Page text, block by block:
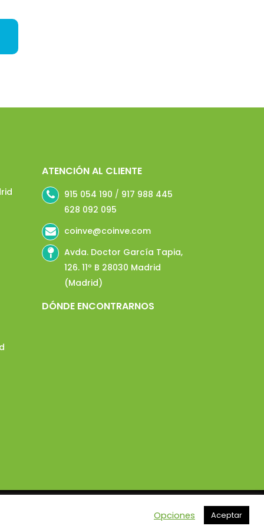
ATENCIÓN AL CLIENTE
915 054 190 / 917 988 445
628 092 095
coinve@coinve.com
Avda. Doctor García Tapia,
126. 11º B 28030 Madrid
(Madrid)
DÓNDE ENCONTRARNOS
Opciones Aceptar